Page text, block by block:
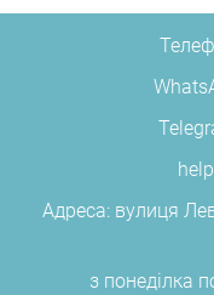
Адреса: вулиця
з понеділка